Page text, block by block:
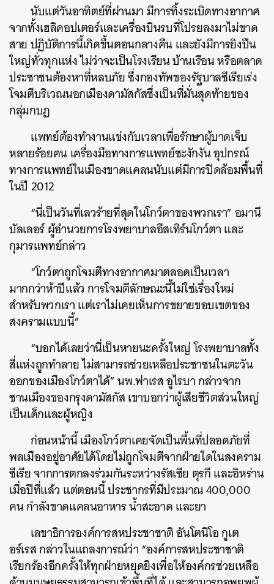
นับแต่วันอาทิตย์ที่ผ่านมา มีการทิ้งระเบิดทางอากาศ
จากทั้งเฮลิคอปเตอร์และเครื่องบินรบที่โปรยลงมาไม่ขาด
สาย ปฏิบัติการนี้เกิดขึ้นตอนกลางคืน และยังมีการยิงปืน
ใหญ่ทั่วทุกแห่ง ไม่ว่าจะเป็นโรงเรียน บ้านเรือน หรือตลาด
ประชาชนต้องหาที่หลบภัย ซึ่งกองทัพของรัฐบาลซีเรียเร่ง
โจมตีบริเวณนอกเมืองดามัสกัสซึ่งเป็นที่มั่นสุดท้ายของ
กลุ่มกบฏ
แพทย์ต้องทำงานแข่งกับเวลาเพื่อรักษาผู้บาดเจ็บ
หลายร้อยคน เครื่องมือทางการแพทย์ชะงักงัน อุปกรณ์
ทางการแพทย์ในเมืองขาดแคลนนับแต่มีการปิดล้อมพื้นที่
ในปี 2012
“นี่เป็นวันที่เลวร้ายที่สุดในโกว์ตาของพวกเรา” อมานี
บัลเลอร์ ผู้อำนวยการโรงพยาบาลอีสเทิร์นโกว์ตา และ
กุมารแพทย์กล่าว
“โกว์ตาถูกโจมตีทางอากาศมาตลอดเป็นเวลา
มากกว่าห้าปีแล้ว การโจมตีลักษณะนี้ไม่ใช่เรื่องใหม่
สำหรับพวกเรา แต่เราไม่เคยเห็นการขยายขอบเขตของ
สงครามแบบนี้”
“บอกได้เลยว่านี่เป็นหายนะครั้งใหญ่ โรงพยาบาลทั้ง
สี่แห่งถูกทำลาย ไม่สามารถช่วยเหลือประชาชนในตะวัน
ออกของเมืองโกว์ตาได้” นพ.ฟาเรส อูไรบา กล่าวจาก
ชานเมืองของกรุงดามัสกัส เขาบอกว่าผู้เสียชีวิตส่วนใหญ่
เป็นเด็กและผู้หญิง
ก่อนหน้านี้ เมืองโกว์ตาเคยจัดเป็นพื้นที่ปลอดภัยที่
พลเมืองอยู่อาศัยได้โดยไม่ถูกโจมตีจากฝ่ายใดในสงคราม
ซีเรีย จากการตกลงร่วมกันระหว่างรัสเซีย ตุรกี และอิหร่าน
เมื่อปีที่แล้ว แต่ตอนนี้ ประชากรที่มีประมาณ 400,000
คน กำลังขาดแคลนอาหาร น้ำสะอาด และยา
เลขาธิการองค์การสหประชาชาติ อันโตนิโอ กูเต
อร์เรส กล่าวในแถลงการณ์ว่า “องค์การสหประชาชาติ
เรียกร้องอีกครั้งให้ทุกฝ่ายหยุดยิงเพื่อให้องค์กรช่วยเหลือ
ค้นหา